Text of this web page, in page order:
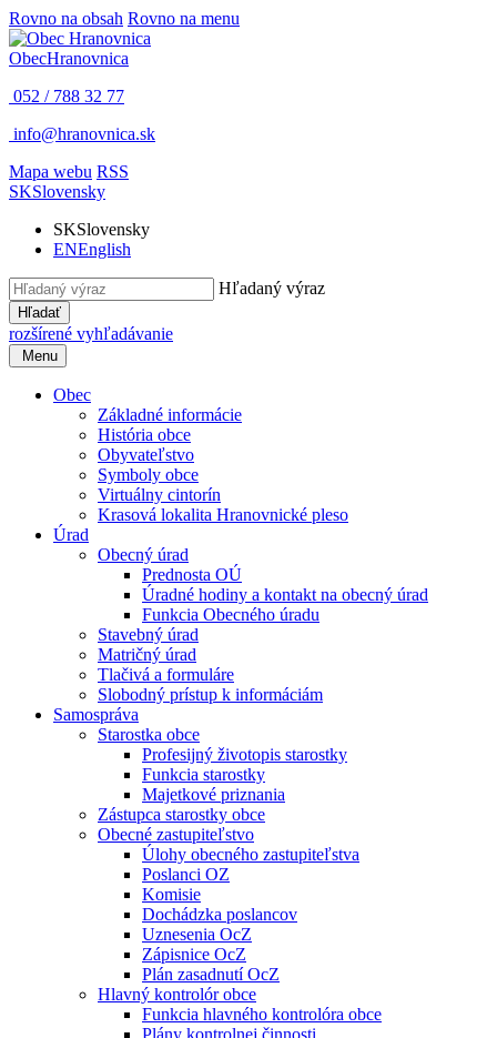
Rovno na obsah Rovno na menu
ObecHranovnica
052 / 788 32 77
info@hranovnica.sk
Mapa webu RSS
SKSlovensky
SKSlovensky
ENEnglish
Hľadaný výraz
Hľadať
rozšírené vyhľadávanie
Menu
Obec
Základné informácie
História obce
Obyvateľstvo
Symboly obce
Virtuálny cintorín
Krasová lokalita Hranovnické pleso
Úrad
Obecný úrad
Prednosta OÚ
Úradné hodiny a kontakt na obecný úrad
Funkcia Obecného úradu
Stavebný úrad
Matričný úrad
Tlačivá a formuláre
Slobodný prístup k informáciám
Samospráva
Starostka obce
Profesijný životopis starostky
Funkcia starostky
Majetkové priznania
Zástupca starostky obce
Obecné zastupiteľstvo
Úlohy obecného zastupiteľstva
Poslanci OZ
Komisie
Dochádzka poslancov
Uznesenia OcZ
Zápisnice OcZ
Plán zasadnutí OcZ
Hlavný kontrolór obce
Funkcia hlavného kontrolóra obce
Plány kontrolnej činnosti